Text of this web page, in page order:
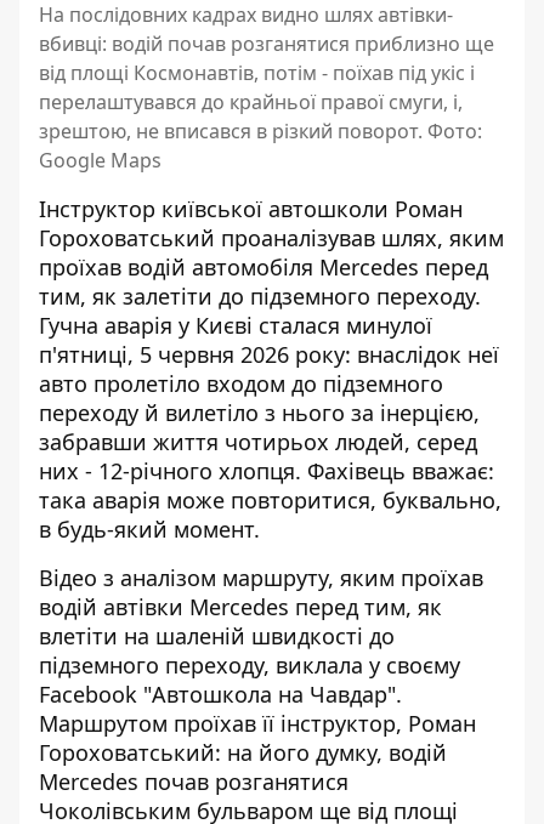
На послідовних кадрах видно шлях автівки-
вбивці: водій почав розганятися приблизно ще
від площі Космонавтів, потім - поїхав під укіс і
перелаштувався до крайньої правої смуги, і,
зрештою, не вписався в різкий поворот. Фото:
Google Maps
Інструктор київської автошколи Роман
Гороховатський проаналізував шлях, яким
проїхав водій автомобіля Mercedes перед
тим, як залетіти до підземного переходу.
Гучна аварія у Києві сталася минулої
п'ятниці, 5 червня 2026 року: внаслідок неї
авто пролетіло входом до підземного
переходу й вилетіло з нього за інерцією,
забравши життя чотирьох людей, серед
них - 12-річного хлопця. Фахівець вважає:
така аварія може повторитися, буквально,
в будь-який момент.
Відео з аналізом маршруту, яким проїхав
водій автівки Mercedes перед тим, як
влетіти на шаленій швидкості до
підземного переходу, виклала у своєму
Facebook "Автошкола на Чавдар".
Маршрутом проїхав її інструктор, Роман
Гороховатський: на його думку, водій
Mercedes почав розганятися
Чоколівським бульваром ще від площі